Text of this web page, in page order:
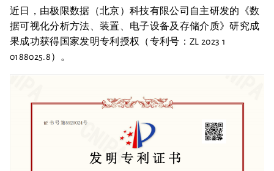
近日，由极限数据（北京）科技有限公司自主研发的《数
据可视化分析方法、装置、电子设备及存储介质》研究成
果成功获得国家发明专利授权（专利号：ZL 2023 1
0188025.8）。